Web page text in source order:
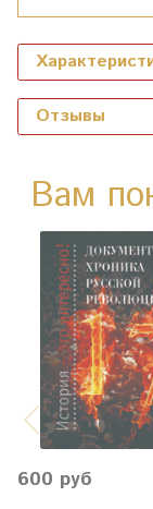
Отзывы
Вам
600 руб